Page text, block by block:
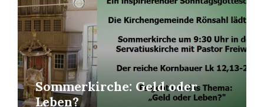
Sommerkirche: Geld oder
Leben?